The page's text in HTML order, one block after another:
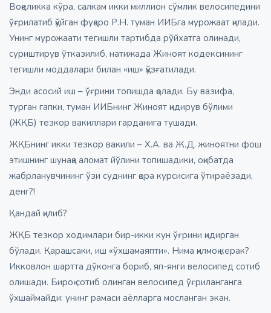
Воқеликка кўра, салкам икки миллион сўмлик велосипедини
ўғрилатиб қўйган фуқаро Р.Н. туман ИИБга мурожаат қилади.
Унинг мурожаати тегишли тартибда рўйхатга олинади,
суриштирув ўтказилиб, натижада Жиноят кодексининг
тегишли моддалари билан «иш» қўзғатилади.
Энди асосий иш – ўғрини топишда қолади. Бу вазифа,
турган гапки, туман ИИБнинг Жиноят қидирув бўлими
(ЖҚБ) тезкор вакиллари гарданига тушади.
ЖҚБнинг икки тезкор вакили – Х.А. ва Ж.Д. жиноятни фош
этишнинг шунақа аломат йўлини топишадики, оқибатда
жабрланувчининг ўзи суднинг қора курсисига ўтираёзади,
денг?!
Қандай қилиб?
ЖҚБ тезкор ходимлари бир-икки кун ўғрини қидирган
бўлади. Қарашсаки, иш «ўхшамаяпти». Нима қилмоқ керак?
Икковлон шартта дўконга бориб, яп-янги велосипед сотиб
олишади. Бироқ сотиб олинган велосипед ўғриланганга
ўхшаймайди: унинг рамаси аёлларга мосланган экан.